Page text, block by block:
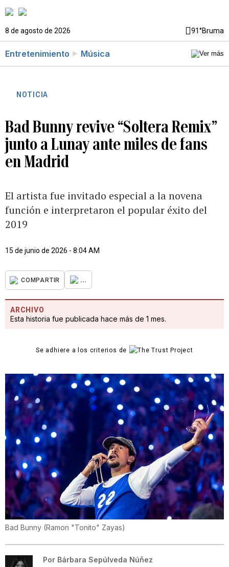
8 de agosto de 2026 91°Bruma
Entretenimiento Música
NOTICIA
Bad Bunny revive “Soltera Remix”
junto a Lunay ante miles de fans
en Madrid
El artista fue invitado especial a la novena
función e interpretaron el popular éxito del
2019
15 de junio de 2026 - 8:04 AM
COMPARTIR ...
ARCHIVO
Esta historia fue publicada hace más de 1 mes.
Se adhiere a los criterios de
Bad Bunny (Ramon "Tonito" Zayas)
Por Bárbara Sepúlveda Núñez